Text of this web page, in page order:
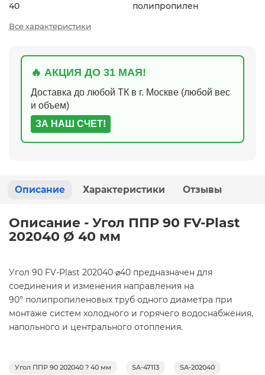
40 полипропилен
Все характеристики
🔥 АКЦИЯ ДО 31 МАЯ!
Доставка до любой ТК в г. Москве (любой вес
и объем)
ЗА НАШ СЧЕТ!
Описание Характеристики Отзывы
Описание - Угол ППР 90 FV-Plast
202040 Ø 40 мм
Угол 90 FV-Plast 202040 ⌀40 предназначен для
соединения и изменения направления на
90° полипропиленовых труб одного диаметра при
монтаже систем холодного и горячего водоснабжения,
напольного и центрального отопления.
Угол ППР 90 202040 ? 40 мм SA-47113 SA-202040